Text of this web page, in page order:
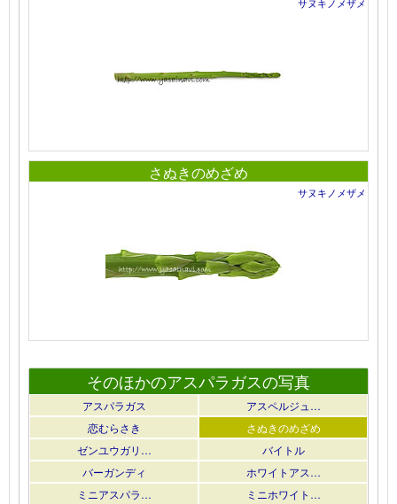
さぬきのめざめ
サヌキノメザメ
そのほかのアスパラガスの写真
アスパラガス
アスペルジュ…
恋むらさき
さぬきのめざめ
ゼンユウガリ…
バイトル
バーガンディ
ホワイトアス…
ミニアスパラ…
ミニホワイト…